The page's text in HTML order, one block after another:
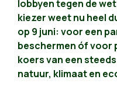
lobbyen tegen de
kiezer weet nu heel
op 9 juni: voor een
beschermen óf voor
koers van een
natuur, klimaat en